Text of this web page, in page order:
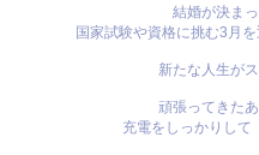
結婚が決ま
国家試験や資格に挑む3月
新たな人生が
頑張ってきた
充電をしっかりし